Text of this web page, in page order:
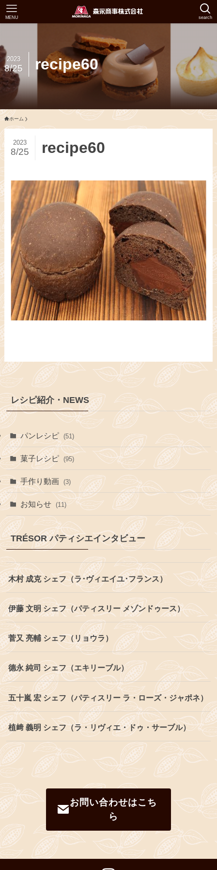
search
MENU
recipe60
2023
8/25
ホーム
recipe60
2023
8/25
レシピ紹介・NEWS
パンレシピ (51)
菓子レシピ (95)
手作り動画 (3)
お知らせ (11)
TRÉSOR パティシエインタビュー
木村 成克 シェフ（ラ･ヴィエイユ･フランス）
伊藤 文明 シェフ（パティスリー メゾンドゥース）
菅又 亮輔 シェフ（リョウラ）
德永 純司 シェフ（エキリーブル）
五十嵐 宏 シェフ（パティスリー ラ・ローズ・ジャポネ）
植﨑 義明 シェフ（ラ・リヴィエ・ドゥ・サーブル）
お問い合わせはこち
ら